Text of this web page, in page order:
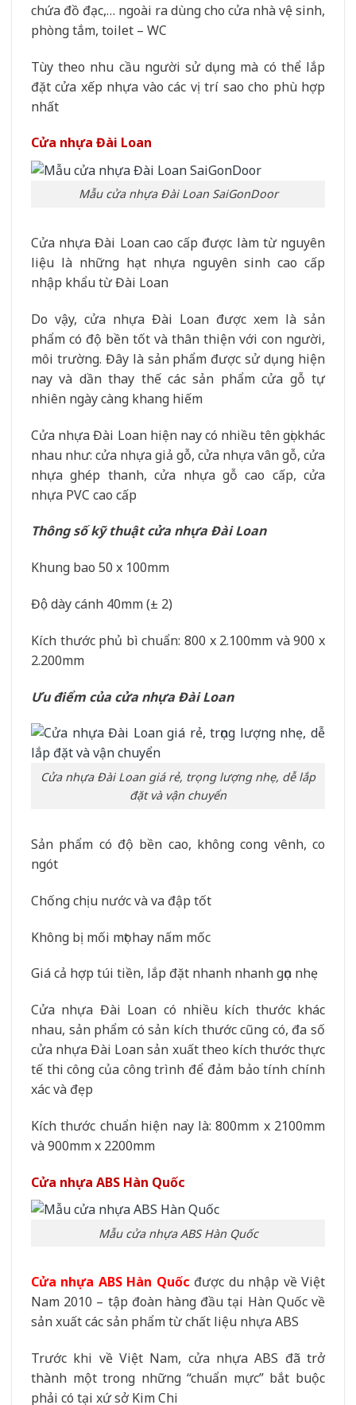
chứa đồ đạc,… ngoài ra dùng cho cửa nhà vệ sinh,
phòng tắm, toilet – WC
Tùy theo nhu cầu người sử dụng mà có thể lắp
đặt cửa xếp nhựa vào các vị trí sao cho phù hợp
nhất
Cửa nhựa Đài Loan
Mẫu cửa nhựa Đài Loan SaiGonDoor
Cửa nhựa Đài Loan cao cấp được làm từ nguyên
liệu là những hạt nhựa nguyên sinh cao cấp
nhập khẩu từ Đài Loan
Do vậy, cửa nhựa Đài Loan được xem là sản
phẩm có độ bền tốt và thân thiện với con người,
môi trường. Đây là sản phẩm được sử dụng hiện
nay và dần thay thế các sản phẩm cửa gỗ tự
nhiên ngày càng khang hiếm
Cửa nhựa Đài Loan hiện nay có nhiều tên gọi khác
nhau như: cửa nhựa giả gỗ, cửa nhựa vân gỗ, cửa
nhựa ghép thanh, cửa nhựa gỗ cao cấp, cửa
nhựa PVC cao cấp
Thông số kỹ thuật cửa nhựa Đài Loan
Khung bao 50 x 100mm
Độ dày cánh 40mm (± 2)
Kích thước phủ bì chuẩn: 800 x 2.100mm và 900 x
2.200mm
Ưu điểm của cửa nhựa Đài Loan
Cửa nhựa Đài Loan giá rẻ, trọng lượng nhẹ, dễ lắp
đặt và vận chuyển
Sản phẩm có độ bền cao, không cong vênh, co
ngót
Chống chịu nước và va đập tốt
Không bị mối mọt hay nấm mốc
Giá cả hợp túi tiền, lắp đặt nhanh nhanh gọn nhẹ
Cửa nhựa Đài Loan có nhiều kích thước khác
nhau, sản phẩm có sản kích thước cũng có, đa số
cửa nhựa Đài Loan sản xuất theo kích thước thực
tế thi công của công trình để đảm bảo tính chính
xác và đẹp
Kích thước chuẩn hiện nay là: 800mm x 2100mm
và 900mm x 2200mm
Cửa nhựa ABS Hàn Quốc
Mẫu cửa nhựa ABS Hàn Quốc
Cửa nhựa ABS Hàn Quốc được du nhập về Việt
Nam 2010 – tập đoàn hàng đầu tại Hàn Quốc về
sản xuất các sản phẩm từ chất liệu nhựa ABS
Trước khi về Việt Nam, cửa nhựa ABS đã trở
thành một trong những “chuẩn mực” bắt buộc
phải có tại xứ sở Kim Chi